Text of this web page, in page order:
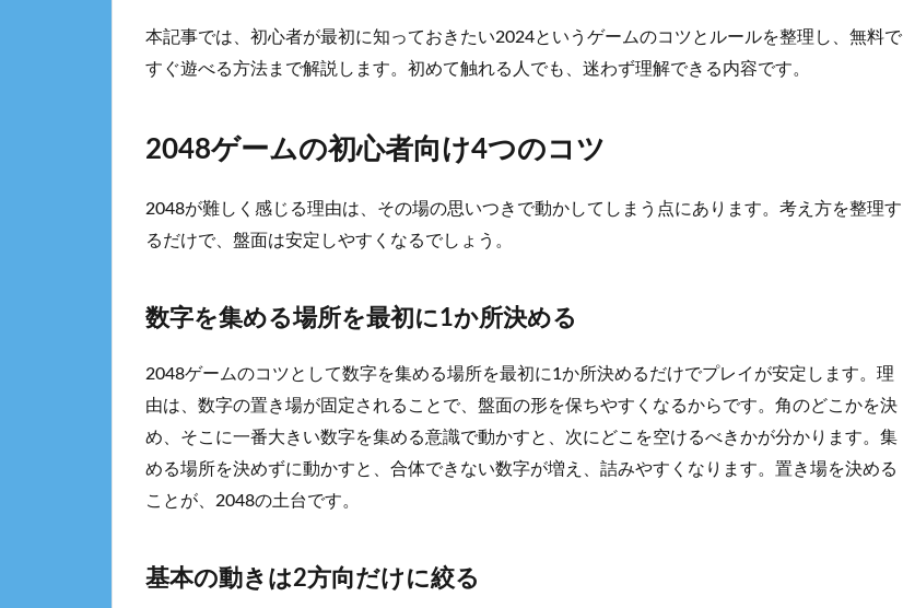
本記事では、初心者が最初に知っておきたい2024というゲームのコツとルールを整理し、無料で
すぐ遊べる方法まで解説します。初めて触れる人でも、迷わず理解できる内容です。
2048ゲームの初心者向け4つのコツ
2048が難しく感じる理由は、その場の思いつきで動かしてしまう点にあります。考え方を整理す
るだけで、盤面は安定しやすくなるでしょう。
数字を集める場所を最初に1か所決める
2048ゲームのコツとして数字を集める場所を最初に1か所決めるだけでプレイが安定します。理
由は、数字の置き場が固定されることで、盤面の形を保ちやすくなるからです。角のどこかを決
め、そこに一番大きい数字を集める意識で動かすと、次にどこを空けるべきかが分かります。集
める場所を決めずに動かすと、合体できない数字が増え、詰みやすくなります。置き場を決める
ことが、2048の土台です。
基本の動きは2方向だけに絞る